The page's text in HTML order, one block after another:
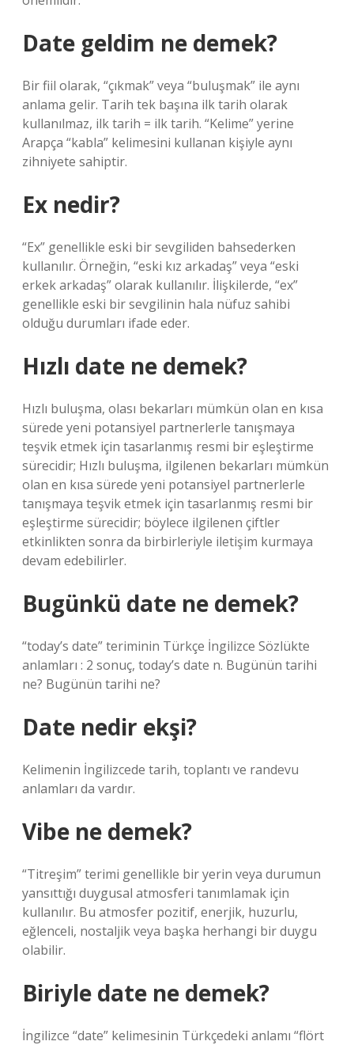
Date geldim ne demek?
Bir fiil olarak, “çıkmak” veya “buluşmak” ile aynı
anlama gelir. Tarih tek başına ilk tarih olarak
kullanılmaz, ilk tarih = ilk tarih. “Kelime” yerine
Arapça “kabla” kelimesini kullanan kişiyle aynı
zihniyete sahiptir.
Ex nedir?
“Ex” genellikle eski bir sevgiliden bahsederken
kullanılır. Örneğin, “eski kız arkadaş” veya “eski
erkek arkadaş” olarak kullanılır. İlişkilerde, “ex”
genellikle eski bir sevgilinin hala nüfuz sahibi
olduğu durumları ifade eder.
Hızlı date ne demek?
Hızlı buluşma, olası bekarları mümkün olan en kısa
sürede yeni potansiyel partnerlerle tanışmaya
teşvik etmek için tasarlanmış resmi bir eşleştirme
sürecidir; Hızlı buluşma, ilgilenen bekarları mümkün
olan en kısa sürede yeni potansiyel partnerlerle
tanışmaya teşvik etmek için tasarlanmış resmi bir
eşleştirme sürecidir; böylece ilgilenen çiftler
etkinlikten sonra da birbirleriyle iletişim kurmaya
devam edebilirler.
Bugünkü date ne demek?
“today’s date” teriminin Türkçe İngilizce Sözlükte
anlamları : 2 sonuç, today’s date n. Bugünün tarihi
ne? Bugünün tarihi ne?
Date nedir ekşi?
Kelimenin İngilizcede tarih, toplantı ve randevu
anlamları da vardır.
Vibe ne demek?
“Titreşim” terimi genellikle bir yerin veya durumun
yansıttığı duygusal atmosferi tanımlamak için
kullanılır. Bu atmosfer pozitif, enerjik, huzurlu,
eğlenceli, nostaljik veya başka herhangi bir duygu
olabilir.
Biriyle date ne demek?
İngilizce “date” kelimesinin Türkçedeki anlamı “flört